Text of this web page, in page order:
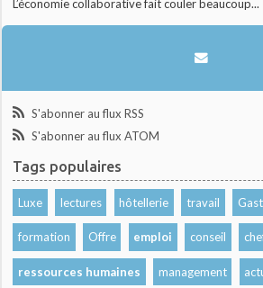
L’économie collaborative fait couler beaucoup...
S'abonner au flux RSS
S'abonner au flux ATOM
Tags populaires
Luxe lectures hôtellerie travail
formation Offre emploi conseil
ressources humaines management